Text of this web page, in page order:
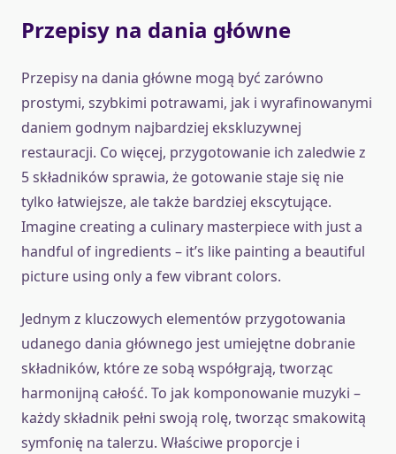
Przepisy na dania główne
Przepisy na dania główne mogą być zarówno
prostymi, szybkimi potrawami, jak i wyrafinowanymi
daniem godnym najbardziej ekskluzywnej
restauracji. Co więcej, przygotowanie ich zaledwie z
5 składników sprawia, że gotowanie staje się nie
tylko łatwiejsze, ale także bardziej ekscytujące.
Imagine creating a culinary masterpiece with just a
handful of ingredients – it’s like painting a beautiful
picture using only a few vibrant colors.
Jednym z kluczowych elementów przygotowania
udanego dania głównego jest umiejętne dobranie
składników, które ze sobą współgrają, tworząc
harmonijną całość. To jak komponowanie muzyki –
każdy składnik pełni swoją rolę, tworząc smakowitą
symfonię na talerzu. Właściwe proporcje i